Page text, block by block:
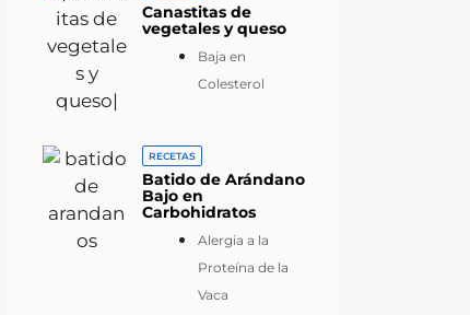
Canastitas de
vegetales y queso
Baja en
Colesterol
RECETAS
Batido de Arándano
Bajo en
Carbohidratos
Alergia a la
Proteína de la
Vaca